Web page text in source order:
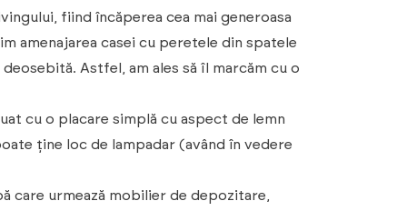
fiind încăperea cea mai generoasa
amenajarea casei cu peretele din spatele
Astfel, am ales să îl marcăm cu o
cu o placare simplă cu aspect de lemn
ține loc de lampadar (având în vedere
care urmează mobilier de depozitare,